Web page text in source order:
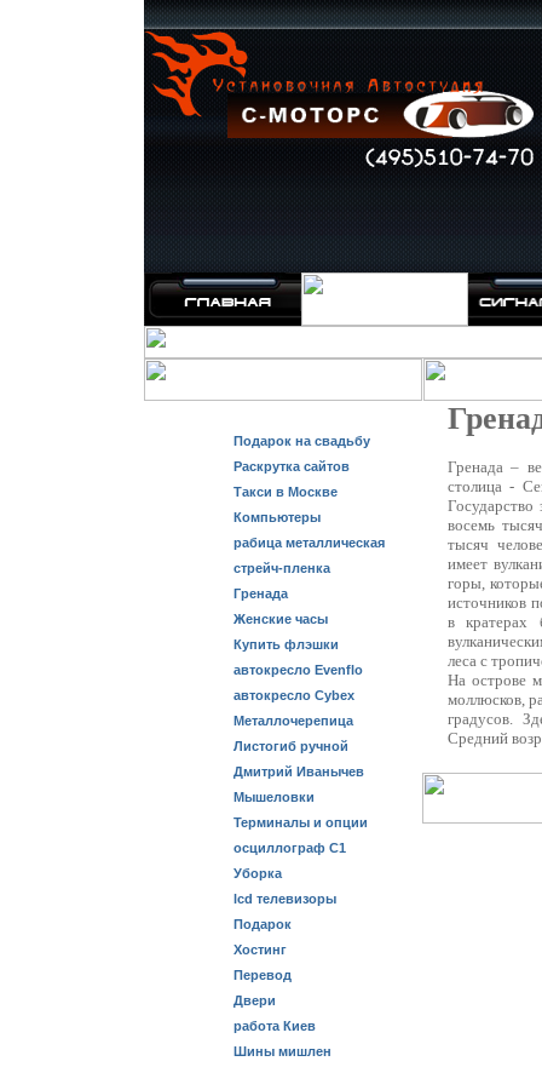
Подарок на свадьбу
Раскрутка сайтов
Такси в Москве
Компьютеры
рабица металлическая
стрейч-пленка
Гренада
Женские часы
Купить флэшки
автокресло Evenflo
автокресло Cybex
Металлочерепица
Листогиб ручной
Дмитрий Иванычев
Мышеловки
Терминалы и опции
осциллограф С1
Уборка
lcd телевизоры
Подарок
Хостинг
Перевод
Двери
работа Киев
Шины мишлен
Гренада –
столица -
восемь
тысяч
имеет
горы,
источников
в кратерах
леса с
На острове
моллюсков,
градусов.
Средний